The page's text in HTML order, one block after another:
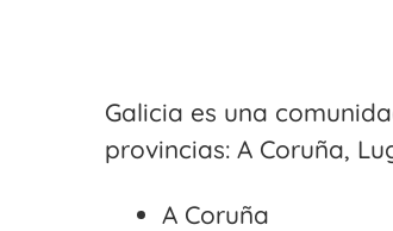
Galicia es una
provincias: A Coruña,
A Coruña